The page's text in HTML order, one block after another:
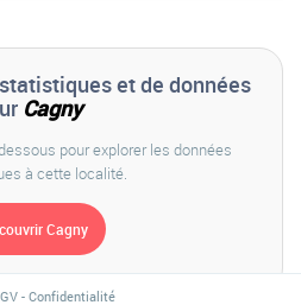
et de données
Cagny
pour explorer les données
à cette localité.
- Confidentialité